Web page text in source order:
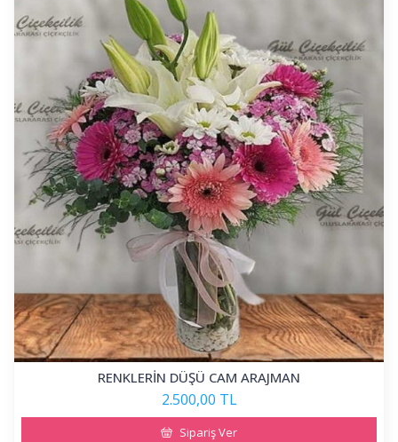
RENKLERİN DÜŞÜ CAM ARAJMAN
2.500,00 TL
Sipariş Ver